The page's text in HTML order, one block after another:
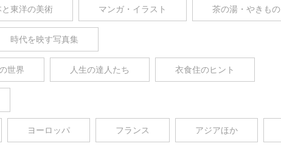
と東洋の美術 マンガ・イラスト 茶の湯・やきもの
時代を映す写真集
世界 人生の達人たち 衣食住のヒント
ヨーロッパ フランス アジアほか